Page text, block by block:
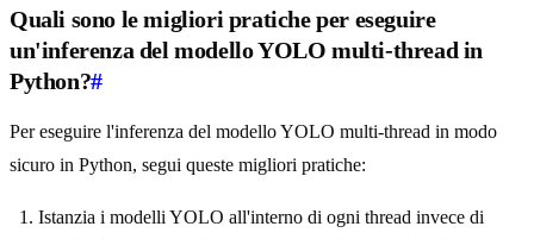
Quali sono le migliori pratiche per eseguire
un'inferenza del modello YOLO multi-thread in
Python?#
Per eseguire l'inferenza del modello YOLO multi-thread in modo
sicuro in Python, segui queste migliori pratiche:
Istanzia i modelli YOLO all'interno di ogni thread invece di